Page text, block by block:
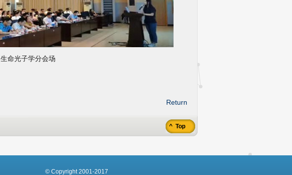
生命光子学分会场
Return
^ Top
© Copyright 2001-2017